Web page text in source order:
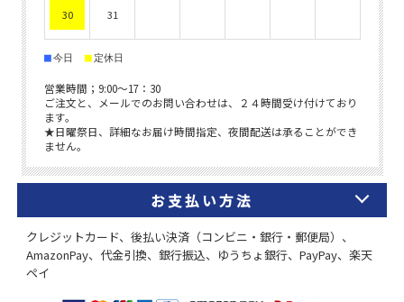
お支払い方法
クレジットカード、後払い決済（コンビニ・銀行・郵便局）、
AmazonPay、代金引換、銀行振込、ゆうちょ銀行、PayPay、楽天
ペイ